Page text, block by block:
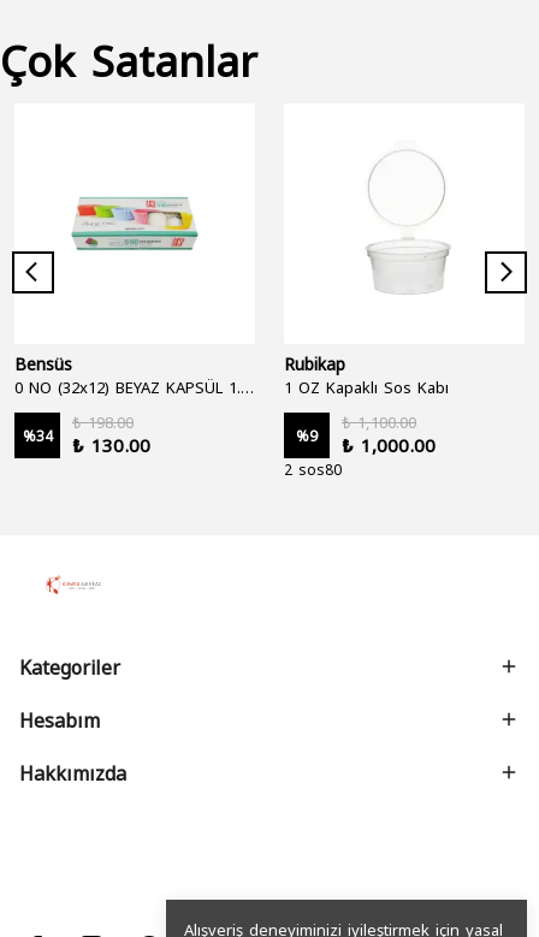
Alışveriş deneyiminizi iyileştirmek için yasal
Çok Satanlar
Bensüs
0 NO (32x12) BEYAZ KAPSÜL 1.250'Lİ
%34
₺ 198.00
₺ 130.00
Rubikap
1 OZ Kapaklı Sos Kabı
%9
₺ 1,100.00
₺ 1,000.00
2 sos80
Kategoriler
Hesabım
Hakkımızda